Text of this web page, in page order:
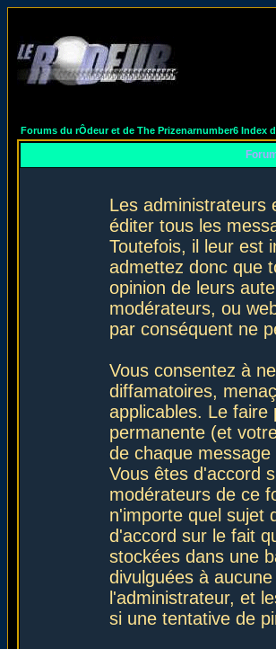
Forums du rÔdeur et de The Prizenarnumber6 Index
Les administrateurs
éditer tous les
Toutefois, il leur est
admettez donc que
opinion de leurs
modérateurs, ou
par conséquent ne
Vous consentez à
diffamatoires,
applicables. Le
permanente (et
de chaque
Vous êtes d'accord
modérateurs de ce
n'importe quel sujet
d'accord sur le fait
stockées dans une
divulguées à
l'administrateur, et
si une tentative de